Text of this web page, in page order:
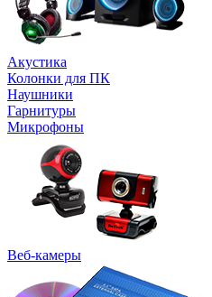
Акустика
Колонки для ПК
Наушники
Гарнитуры
Микрофоны
Веб-камеры